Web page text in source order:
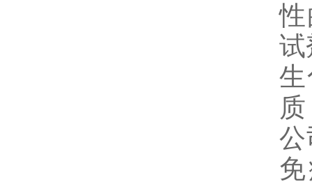
试
公